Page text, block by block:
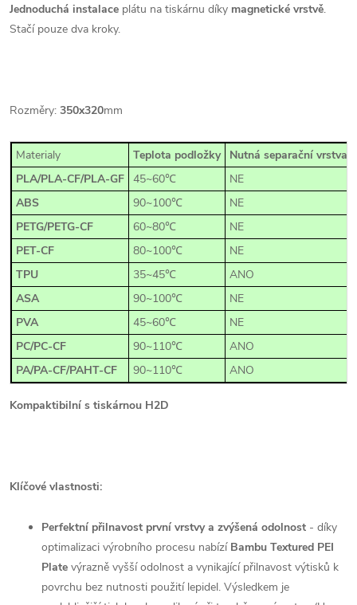
Jednoduchá instalace plátu na tiskárnu díky magnetické vrstvě.
Stačí pouze dva kroky.
Rozměry: 350x320mm
Materialy Teplota podložky
Nutná separační
PLA/PLA-CF/PLA-GF 45~60℃
NE
ABS
90~100℃
NE
PETG/PETG-CF
60~80℃
NE
PET-CF
80~100℃
NE
TPU
35~45℃
ANO
ASA
90~100℃
NE
PVA
45~60℃
NE
PC/PC-CF
90~110℃
ANO
PA/PA-CF/PAHT-CF
90~110℃ ANO
Kompaktibilní s tiskárnou H2D
Klíčové vlastnosti:
Perfektní přilnavost první vrstvy a zvýšená odolnost - díky
optimalizaci výrobního procesu nabízí Bambu Textured PEI
Plate výrazně vyšší odolnost a vynikající přilnavost výtisků k
povrchu bez nutnosti použití lepidel. Výsledkem je